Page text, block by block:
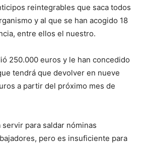
reintegrables que saca todos
y al que se han acogido 18
entre ellos el nuestro.
250.000 euros y le han concedido
tendrá que devolver en nueve
a partir del próximo mes de
servir para saldar nóminas
pero es insuficiente para